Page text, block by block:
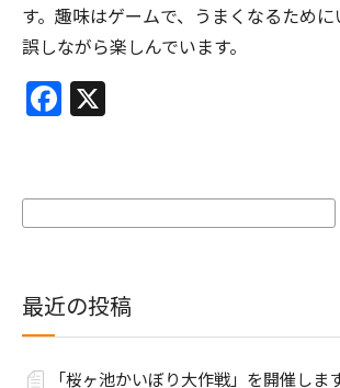
す。趣味はゲームで、うまくなるため
誤しながら楽しんでいます。
Facebook
検
最近の投稿
「桜ヶ池かいぼり大作戦」を開催しま